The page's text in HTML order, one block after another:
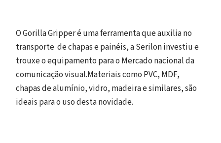
O Gorilla Gripper é uma ferramenta que auxilia no
transporte de chapas e painéis, a Serilon investiu e
trouxe o equipamento para o Mercado nacional da
comunicação visual.Materiais como PVC, MDF,
chapas de alumínio, vidro, madeira e similares, são
ideais para o uso desta novidade.